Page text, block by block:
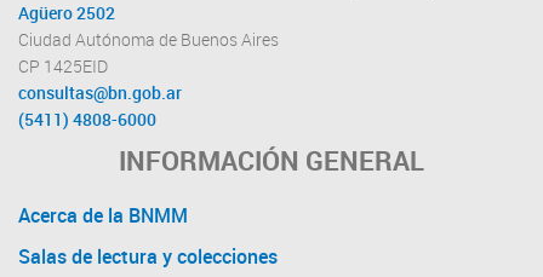
Agüero 2502
Ciudad Autónoma de Buenos Aires
CP 1425EID
consultas@bn.gob.ar
(5411) 4808-6000
INFORMACIÓN GENERAL
Acerca de la BNMM
Salas de lectura y colecciones